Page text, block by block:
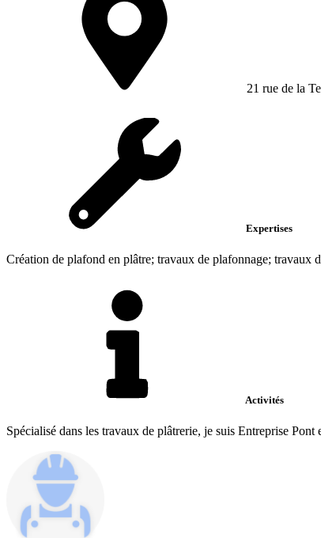
21 rue de la
Expertises
Création de plafond en plâtre; travaux de plafonnage; travaux
Activités
Spécialisé dans les travaux de plâtrerie, je suis Entreprise